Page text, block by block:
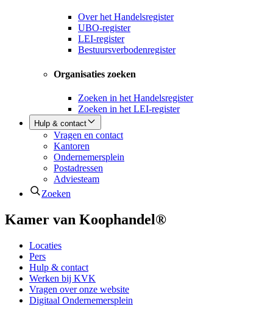
Over het Handelsregister
UBO-register
LEI-register
Bestuursverbodenregister
Organisaties zoeken
Zoeken in het Handelsregister
Zoeken in het LEI-register
Hulp & contact
Vragen en contact
Kantoren
Ondernemersplein
Postadressen
Adviesteam
Zoeken
Kamer van Koophandel®
Locaties
Pers
Hulp & contact
Werken bij KVK
Vragen over onze website
Digitaal Ondernemersplein